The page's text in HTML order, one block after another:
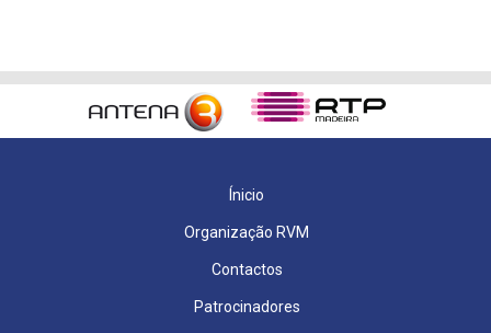
Ínicio
Organização RVM
Contactos
Patrocinadores